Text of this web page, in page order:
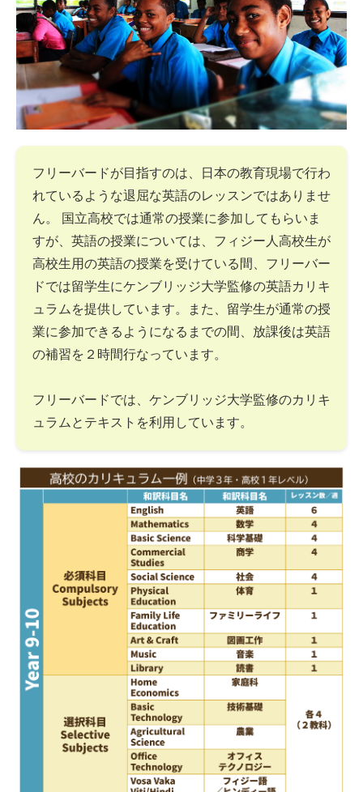
フリーバードが目指すのは、日本の教育現場で行わ
れているような退屈な英語のレッスンではありませ
ん。 国立高校では通常の授業に参加してもらいま
すが、英語の授業については、フィジー人高校生が
高校生用の英語の授業を受けている間、フリーバー
ドでは留学生にケンブリッジ大学監修の英語カリキ
ュラムを提供しています。また、留学生が通常の授
業に参加できるようになるまでの間、放課後は英語
の補習を２時間行なっています。
フリーバードでは、ケンブリッジ大学監修のカリキ
ュラムとテキストを利用しています。